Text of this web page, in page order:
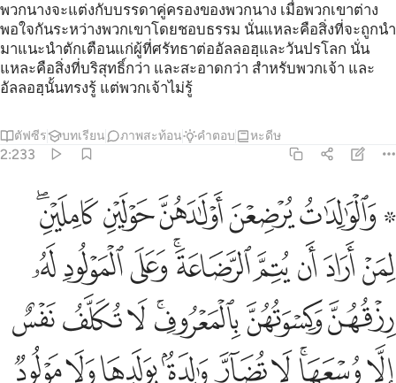
พวกนางจะแต่งกับบรรดาคู่ครองของพวกนาง เมื่อพวกเขาต่าง
พอใจกันระหว่างพวกเขาโดยชอบธรรม นั่นแหละคือสิ่งที่จะถูกนำ
มาแนะนำตักเตือนแก่ผู้ที่ศรัทธาต่ออัลลอฮฺและวันปรโลก นั่น
แหละคือสิ่งที่บริสุทธิ์กว่า และสะอาดกว่า สำหรับพวกเจ้า และ
อัลลอฮฺนั้นทรงรู้ แต่พวกเจ้าไม่รู้
ตัฟซีร บทเรียน ภาพสะท้อน คำตอบ หะดีษ
2:233
۞ والوالدات يرضعن اولادهن حولين كاملين لمن اراد ان يتم الرضاعة
۞ وَٱلْوَٰلِدَٰتُ يُرْضِعْنَ أَوْلَـٰدَهُنَّ حَوْلَيْنِ كَامِلَيْنِ ۖ لِمَنْ أَرَادَ أَن يُتِمَّ
ﲙ ﲚﲛﲜﲝﲞﲟ
ﲠﲡﲢﲣﲤﲥﲦﲧﲨ
ﲩﲪﲫﲬﲭﲮﲯ
ﲰﲱﲲﲳﲴﲵﲶﲷﲸ